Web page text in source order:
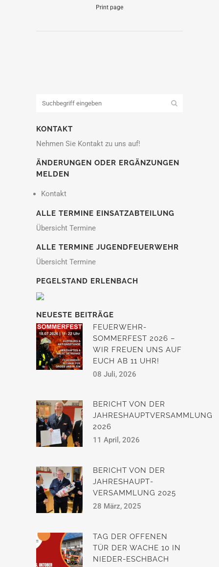
Print page
KONTAKT
Nehmen Sie Kontakt zu uns auf!
ÄNDERUNGEN ODER ERGÄNZUNGEN
MELDEN
Kontakt
ALLE TERMINE EINSATZABTEILUNG
Übersicht Termine
ALLE TERMINE JUGENDFEUERWEHR
Übersicht Termine
PEGELSTAND ERLENBACH
NEUESTE BEITRÄGE
FEUERWEHR-
SOMMERFEST 2026 –
WIR FREUEN UNS AUF
EUCH AB 11 UHR!
08 Juli, 2026
BERICHT VON DER
JAHRESHAUPTVERSAMMLUNG
2026
11 April, 2026
BERICHT VON DER
JAHRESHAUPT­
VERSAMMLUNG 2025
28 März, 2025
TAG DER OFFENEN
TÜR DER WACHE 10 IN
NIEDER-ESCHBACH